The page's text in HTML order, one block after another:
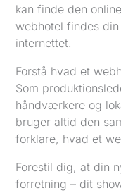
kan finde den
webhotel findes
internettet.
Forstå hvad et
Som
håndværkere og
bruger altid den
forklare, hvad et
Forestil dig, at din
forretning – dit